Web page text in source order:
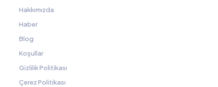
Hakkımızda
Haber
Blog
Koşullar
Gizlilik Politikası
Çerez Politikası